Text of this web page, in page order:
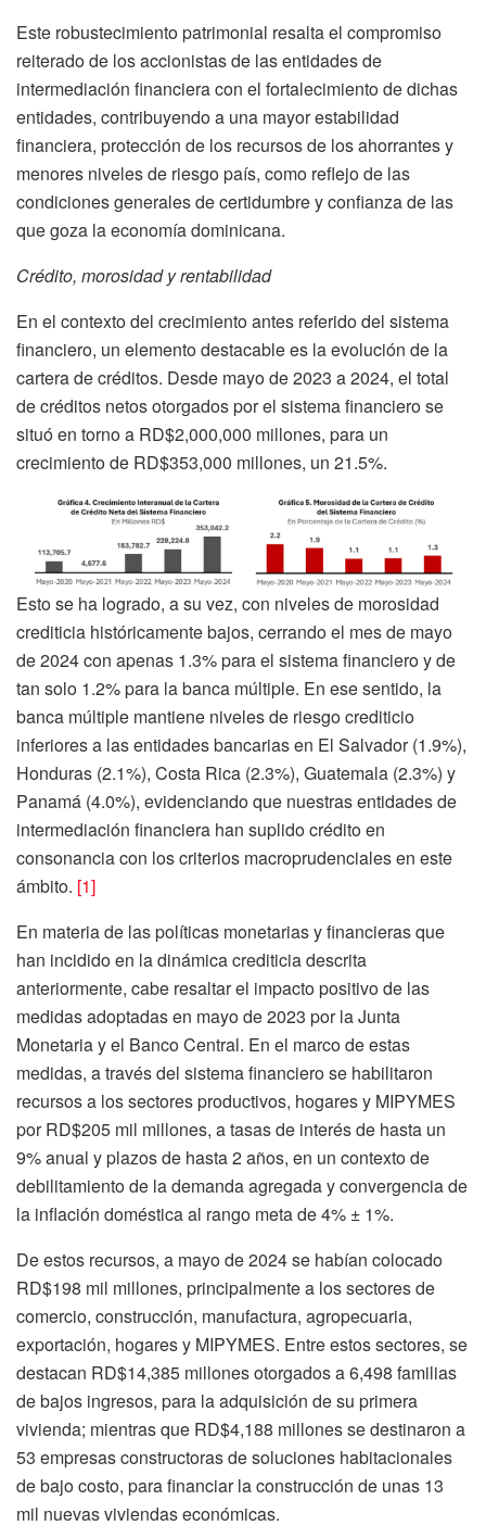
Este robustecimiento patrimonial resalta el compromiso
reiterado de los accionistas de las entidades de
intermediación financiera con el fortalecimiento de dichas
entidades, contribuyendo a una mayor estabilidad
financiera, protección de los recursos de los ahorrantes y
menores niveles de riesgo país, como reflejo de las
condiciones generales de certidumbre y confianza de las
que goza la economía dominicana.
Crédito, morosidad y rentabilidad
En el contexto del crecimiento antes referido del sistema
financiero, un elemento destacable es la evolución de la
cartera de créditos. Desde mayo de 2023 a 2024, el total
de créditos netos otorgados por el sistema financiero se
situó en torno a RD$2,000,000 millones, para un
crecimiento de RD$353,000 millones, un 21.5%.
Esto se ha logrado, a su vez, con niveles de morosidad
crediticia históricamente bajos, cerrando el mes de mayo
de 2024 con apenas 1.3% para el sistema financiero y de
tan solo 1.2% para la banca múltiple. En ese sentido, la
banca múltiple mantiene niveles de riesgo crediticio
inferiores a las entidades bancarias en El Salvador (1.9%),
Honduras (2.1%), Costa Rica (2.3%), Guatemala (2.3%) y
Panamá (4.0%), evidenciando que nuestras entidades de
intermediación financiera han suplido crédito en
consonancia con los criterios macroprudenciales en este
ámbito. [1]
En materia de las políticas monetarias y financieras que
han incidido en la dinámica crediticia descrita
anteriormente, cabe resaltar el impacto positivo de las
medidas adoptadas en mayo de 2023 por la Junta
Monetaria y el Banco Central. En el marco de estas
medidas, a través del sistema financiero se habilitaron
recursos a los sectores productivos, hogares y MIPYMES
por RD$205 mil millones, a tasas de interés de hasta un
9% anual y plazos de hasta 2 años, en un contexto de
debilitamiento de la demanda agregada y convergencia de
la inflación doméstica al rango meta de 4% ± 1%.
De estos recursos, a mayo de 2024 se habían colocado
RD$198 mil millones, principalmente a los sectores de
comercio, construcción, manufactura, agropecuaria,
exportación, hogares y MIPYMES. Entre estos sectores, se
destacan RD$14,385 millones otorgados a 6,498 familias
de bajos ingresos, para la adquisición de su primera
vivienda; mientras que RD$4,188 millones se destinaron a
53 empresas constructoras de soluciones habitacionales
de bajo costo, para financiar la construcción de unas 13
mil nuevas viviendas económicas.